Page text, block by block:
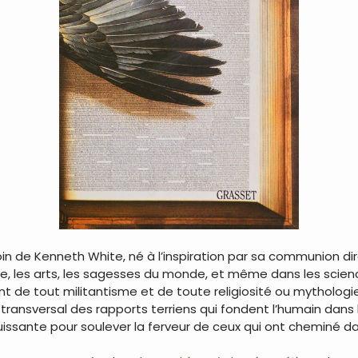
de Kenneth White, né à l’inspiration par sa communion
les arts, les sagesses du monde, et même dans les
de tout militantisme et de toute religiosité ou
des rapports terriens qui fondent l’humain dans
pour soulever la ferveur de ceux qui ont cheminé